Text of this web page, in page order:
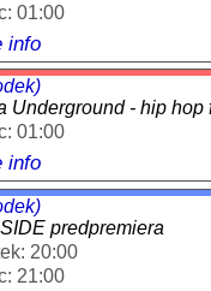
01:00
info
Underground - hip hop
01:00
info
predpremiera
20:00
21:00